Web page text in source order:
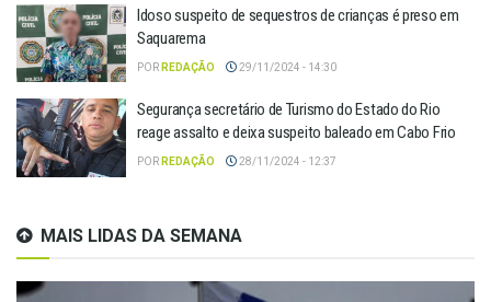
Idoso suspeito de sequestros de crianças é preso em
Saquarema
POR REDAÇÃO 29/11/2024 - 14:30
Segurança secretário de Turismo do Estado do Rio
reage assalto e deixa suspeito baleado em Cabo Frio
POR REDAÇÃO 28/11/2024 - 12:37
MAIS LIDAS DA SEMANA